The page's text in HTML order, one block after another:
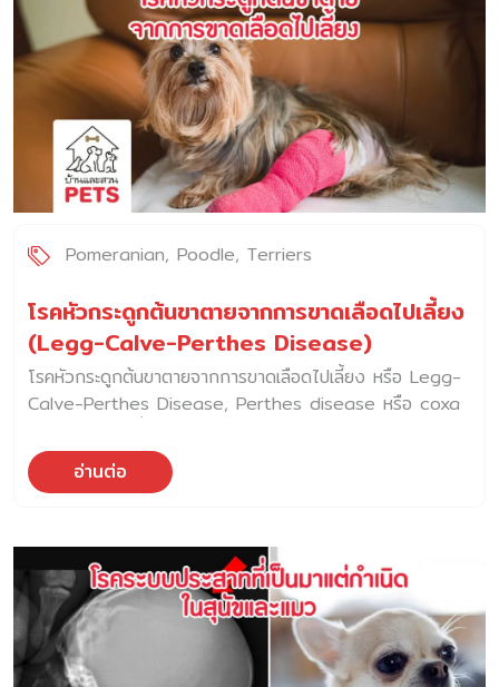
Pomeranian Poodle Terriers
โรคหัวกระดูกต้นขาตายจากการขาดเลือดไปเลี้ยง
(Legg-Calve-Perthes Disease)
โรคหัวกระดูกต้นขาตายจากการขาดเลือดไปเลี้ยง หรือ Legg-
Calve-Perthes Disease, Perthes disease หรือ coxa
หัวกระดูก (femur) ทำให้บริเวณที่เกิดมีอาการกระดูกตาย ซึ่ง
หัวของกระดูก femur โดยปกติจะสวมเข้าไปในเบ้า
ถ้าหากหัวกระดูก femur มีการพัฒนาของเนื้อตายหรือมีเลือด
มาเลี้ยงน้อยลง จะทำให้การทำงานของข้อผิดปกติไป และอาจ
ทำให้เกิดข้ออักเสบตามมา กระดูกที่ตายส่งผลให้เกิดการสูญเสีย
ความแข็งแรง และการยุบตัวของหัวกระดูก femur ได้ ซึ่งชื่อ
โรค เป็นการตั้งชื่อ โรคหัวกระดูกต้นขาตายจากการขาดเลือดไป
อ่านต่อ